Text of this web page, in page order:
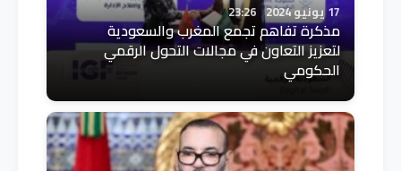
17 يونيو 2024 23:26
مذكرة تفاهم تجمع المغرب والسعودية
لتعزيز التعاون في مجالات التحول الرقمي
الحكومي